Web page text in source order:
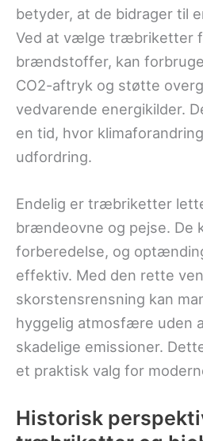
betyder, at de bidrager til
Ved at vælge træbriketter
brændstoffer, kan
CO2-aftryk og støtte
vedvarende energikilder.
en tid, hvor
udfordring.
Endelig er træbriketter
brændeovne og pejse. De
forberedelse, og
effektiv. Med den rette
skorstensrensning kan
hyggelig atmosfære uden
skadelige emissioner.
et praktisk valg for
Historisk